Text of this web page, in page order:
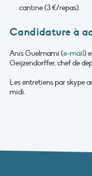
cantine (3 €/repas).
Candidature à
Anis Guelmami (e-mail)
Geijzendorffer, chef de
Les entretiens par skype
midi.